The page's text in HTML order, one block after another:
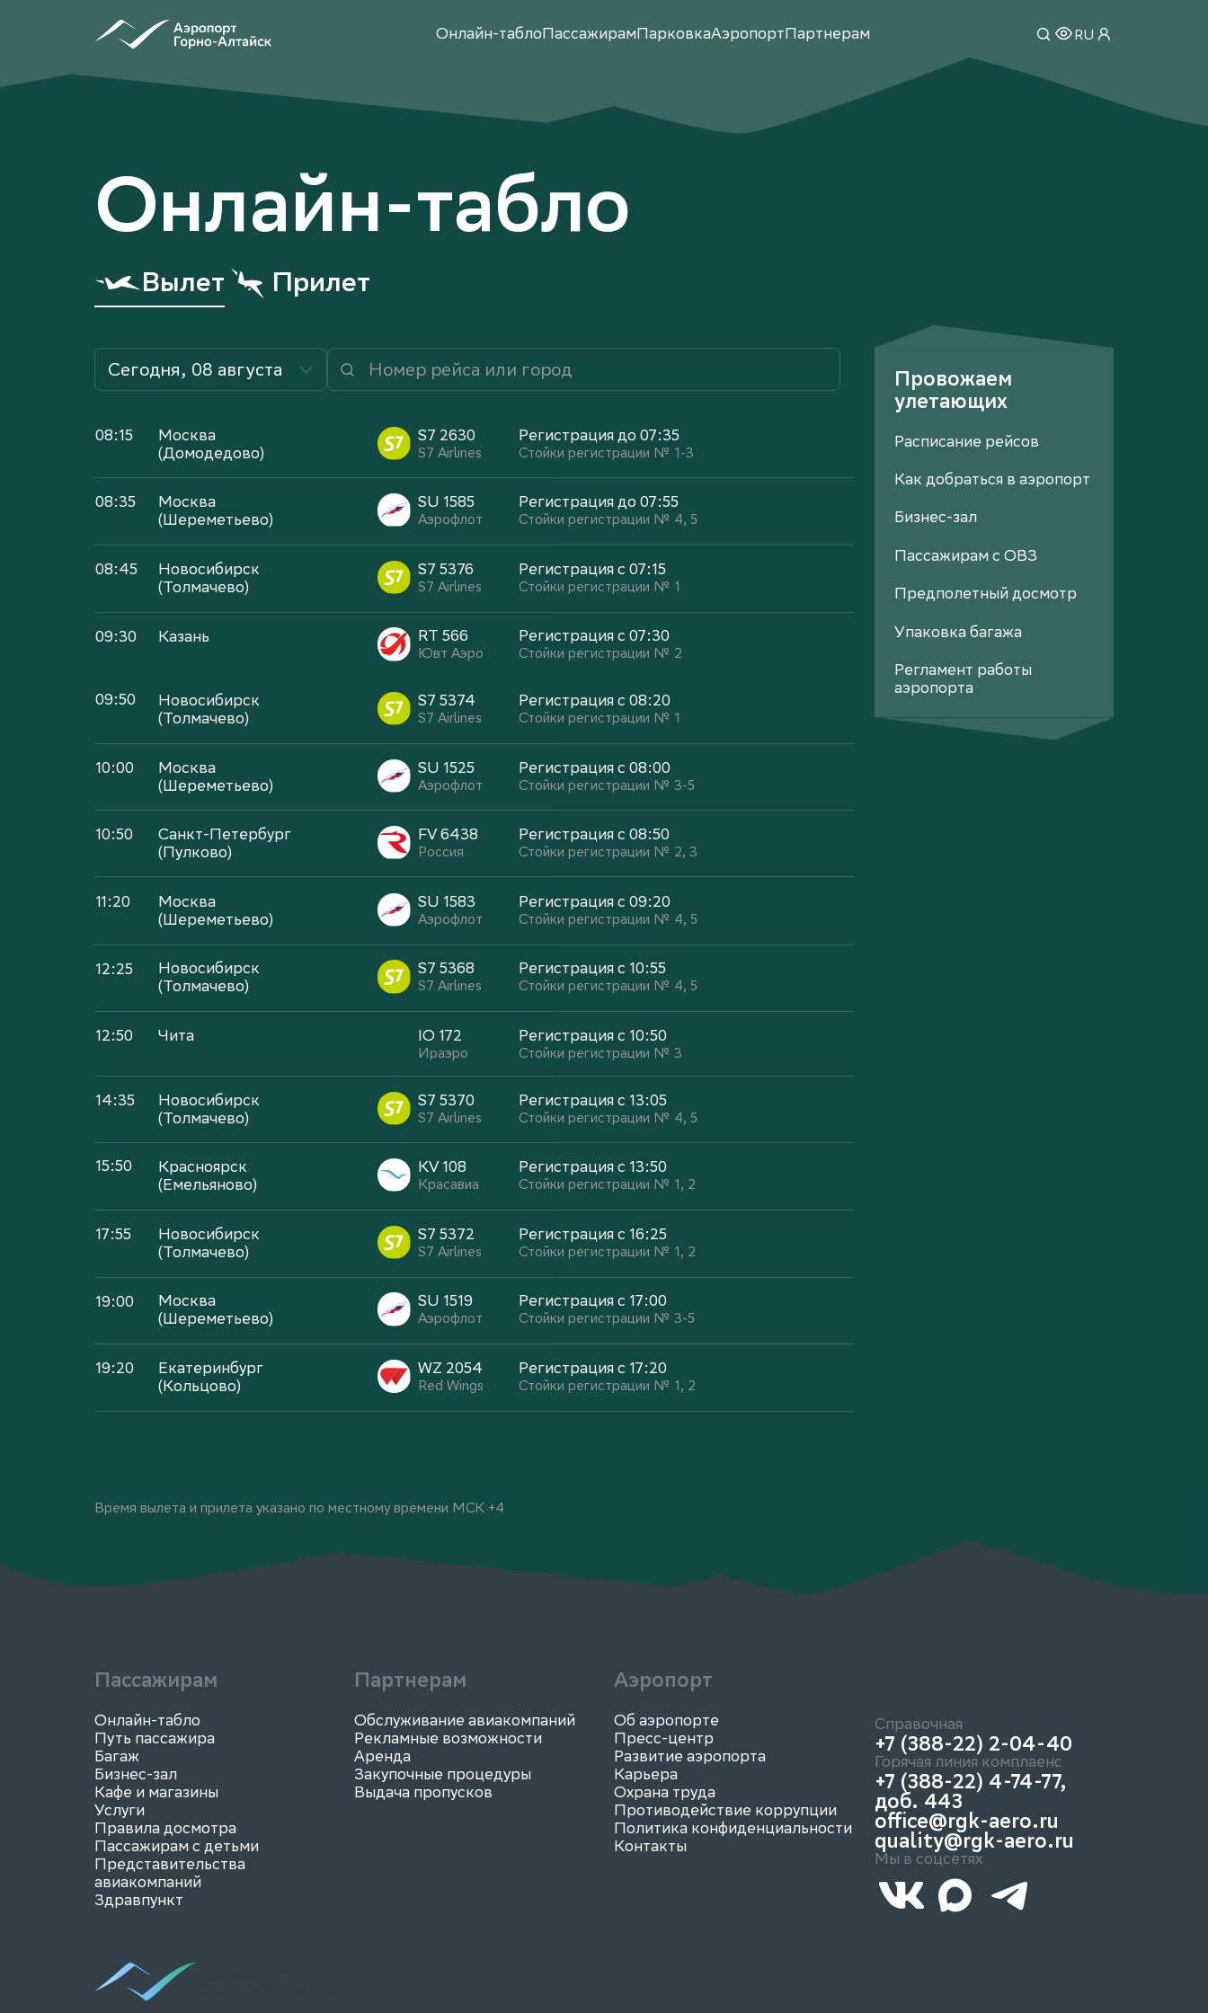
Онлайн-таблоПассажирамПарковкаАэропортПартнерам RU
Онлайн-
Онлайн-табло
Вылет Прилет
Сегодня, 08 августа
08:15
Москва
(Домодедово)
S7 2630
S7 Airlines
Регистрация до 07:35
Стойки регистрации № 1-3
08:35
Москва
(Шереметьево)
SU 1585
Аэрофлот
Регистрация до 07:55
Стойки регистрации № 4, 5
08:45
Новосибирск
(Толмачево)
S7 5376
S7 Airlines
Регистрация с 07:15
Стойки регистрации № 1
09:30 Казань RT 566
Ювт Аэро
Регистрация с 07:30
Стойки регистрации № 2
09:50
Новосибирск
(Толмачево)
S7 5374
S7 Airlines
Регистрация с 08:20
Стойки регистрации № 1
10:00
Москва
(Шереметьево)
SU 1525
Аэрофлот
Регистрация с 08:00
Стойки регистрации № 3-5
10:50
Санкт-Петербург
(Пулково)
FV 6438
Россия
Регистрация с 08:50
Стойки регистрации № 2, 3
11:20
Москва
(Шереметьево)
SU 1583
Аэрофлот
Регистрация с 09:20
Стойки регистрации № 4, 5
12:25
Новосибирск
(Толмачево)
S7 5368
S7 Airlines
Регистрация с 10:55
Стойки регистрации № 4, 5
12:50 Чита IO 172
Ираэро
Регистрация с 10:50
Стойки регистрации № 3
14:35
Новосибирск
(Толмачево)
S7 5370
S7 Airlines
Регистрация с 13:05
Стойки регистрации № 4, 5
15:50
Красноярск
(Емельяново)
KV 108
Красавиа
Регистрация с 13:50
Стойки регистрации № 1, 2
17:55
Новосибирск
(Толмачево)
S7 5372
S7 Airlines
Регистрация с 16:25
Стойки регистрации № 1, 2
19:00
Москва
(Шереметьево)
SU 1519
Аэрофлот
Регистрация с 17:00
Стойки регистрации № 3-5
19:20
Екатеринбург
(Кольцово)
WZ 2054
Red Wings
Регистрация с 17:20
Стойки регистрации № 1, 2
Время вылета и прилета указано по местному времени МСК +4
Провожаем
улетающих
Расписание рейсов
Как добраться в аэропорт
Бизнес-зал
Пассажирам с ОВЗ
Предполетный досмотр
Упаковка багажа
Регламент работы
аэропорта
Справочная
+7 (388-22) 2-04-40
Горячая линия комплаенс
+7 (388-22) 4-74-77,
доб. 443
office@rgk-aero.ru
quality@rgk-aero.ru
Мы в соцсетях
Пассажирам
Онлайн-табло
Путь пассажира
Багаж
Бизнес-зал
Кафе и магазины
Услуги
Правила досмотра
Пассажирам с детьми
Представительства
авиакомпаний
Здравпункт
Партнерам
Обслуживание авиакомпаний
Рекламные возможности
Аренда
Закупочные процедуры
Выдача пропусков
Аэропорт
Об аэропорте
Пресс-центр
Развитие аэропорта
Карьера
Охрана труда
Противодействие коррупции
Политика конфиденциальности
Контакты